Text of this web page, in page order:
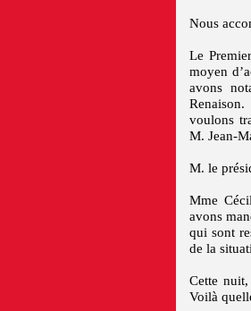
Nous
Le
moyen
avons
voulons
M. Jean-
M. le
Mme
avons
qui sont
de la
Cette
Voilà